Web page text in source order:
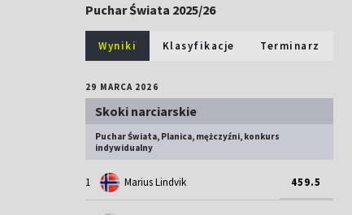
Puchar Świata 2025/26
Wyniki Klasyfikacje Terminarz
29 MARCA 2026
Skoki narciarskie
Puchar Świata, Planica, mężczyźni, konkurs
indywidualny
1 Marius Lindvik 459.5